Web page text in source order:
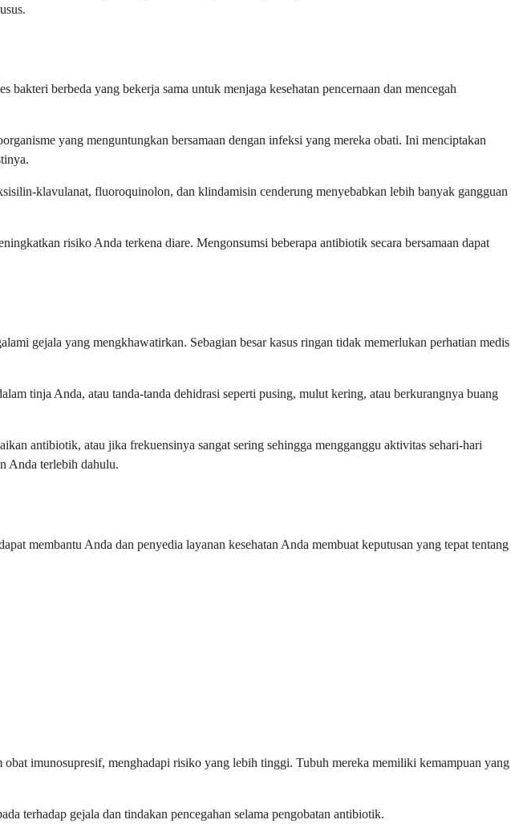
berbeda yang bekerja sama untuk menjaga kesehatan pencernaan dan mencegah
yang menguntungkan bersamaan dengan infeksi yang mereka obati. Ini menciptakan
klavulanat, fluoroquinolon, dan klindamisin cenderung menyebabkan lebih banyak gangguan
risiko Anda terkena diare. Mengonsumsi beberapa antibiotik secara bersamaan dapat
gejala yang mengkhawatirkan. Sebagian besar kasus ringan tidak memerlukan perhatian medis
tinja Anda, atau tanda-tanda dehidrasi seperti pusing, mulut kering, atau berkurangnya buang
antibiotik, atau jika frekuensinya sangat sering sehingga mengganggu aktivitas sehari-hari
Anda terlebih dahulu.
membantu Anda dan penyedia layanan kesehatan Anda membuat keputusan yang tepat tentang
imunosupresif, menghadapi risiko yang lebih tinggi. Tubuh mereka memiliki kemampuan yang
terhadap gejala dan tindakan pencegahan selama pengobatan antibiotik.